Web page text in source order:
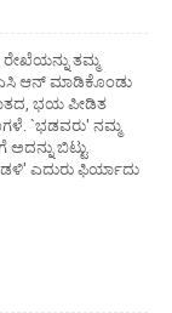
ತಮ್ಮ
ಆನ್ ಮಾಡಿಕೊಂಡು
ಭಯ ಪೀಡಿತ
`ಭಡವರು' ನಮ್ಮ
ಬಿಟ್ಟು
ಎದುರು ಫಿರ್ಯಾದು